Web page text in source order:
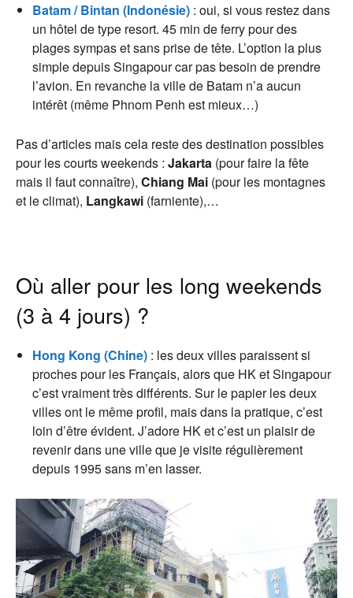
Batam / Bintan (Indonésie) : oui, si vous restez dans
un hôtel de type resort. 45 min de ferry pour des
plages sympas et sans prise de tête. L’option la plus
simple depuis Singapour car pas besoin de prendre
l’avion. En revanche la ville de Batam n’a aucun
intérêt (même Phnom Penh est mieux…)
Pas d’articles mais cela reste des destination possibles
pour les courts weekends : Jakarta (pour faire la fête
mais il faut connaître), Chiang Mai (pour les montagnes
et le climat), Langkawi (farniente),…
Où aller pour les long weekends
(3 à 4 jours) ?
Hong Kong (Chine) : les deux villes paraissent si
proches pour les Français, alors que HK et Singapour
c’est vraiment très différents. Sur le papier les deux
villes ont le même profil, mais dans la pratique, c’est
loin d’être évident. J’adore HK et c’est un plaisir de
revenir dans une ville que je visite régulièrement
depuis 1995 sans m’en lasser.